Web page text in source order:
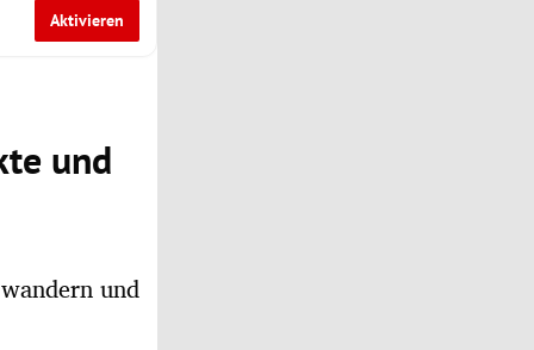
Aktivieren
und
und